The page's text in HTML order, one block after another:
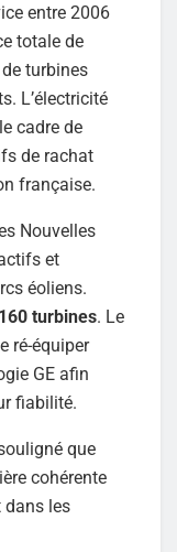
entre 2006
totale de
turbines
L’électricité
cadre de
de rachat
française.
Nouvelles
et
éoliens.
turbines. Le
ré-équiper
GE afin
fiabilité.
que
cohérente
dans les